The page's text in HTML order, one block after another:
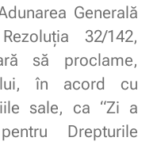
Generală
32/142,
să proclame,
în acord cu
sale, ca “Zi a
Drepturile